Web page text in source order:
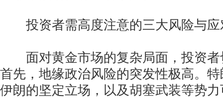
投资者需高度注意的三大风险与应
面对黄金市场的复杂局面，投资者
首先，地缘政治风险的突发性极高。
伊朗的坚定立场，以及胡塞武装等势